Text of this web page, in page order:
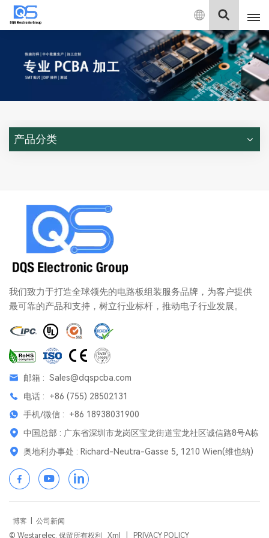
中
文
English
中文
Deutsch
产品分类
我们致力于打造全球领先的电路板组装服务品牌，为客户提供
最可靠的产品和支持，树立行业标杆，推动电子行业发展。
邮箱 : Sales@dqspcba.com
电话 : +86 (755) 28502131
手机/微信 : +86 18938031900
中国总部 : 广东省深圳市龙岗区宝龙街道宝龙社区诚信路8号A栋
奥地利办事处 : Richard-Neutra-Gasse 5, 1210 Wien(维也纳)
博客
公司新闻
© Westarelec. 保留所有权利
Xml PRIVACY POLICY